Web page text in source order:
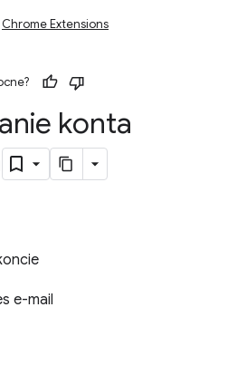
Chrome Extensions
konta
e-mail